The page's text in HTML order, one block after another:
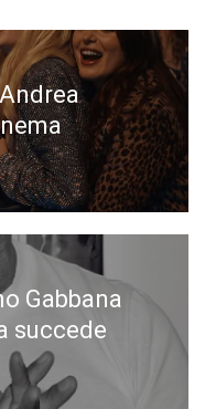
Gabbana
succede